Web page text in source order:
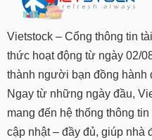
Vietstock – Cổng thông tin
thức hoạt động từ ngày 02/
thành người bạn đồng hành
Ngay từ những ngày đầu,
mang đến hệ thống thông
cập nhật – đầy đủ, giúp nhà